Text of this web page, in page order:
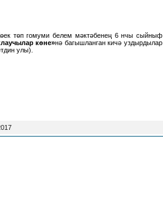
төп гомуми белем мәктәбенең 6 нчы сыйныф
көне»нә багышланган кичә уздырдылар
улы).